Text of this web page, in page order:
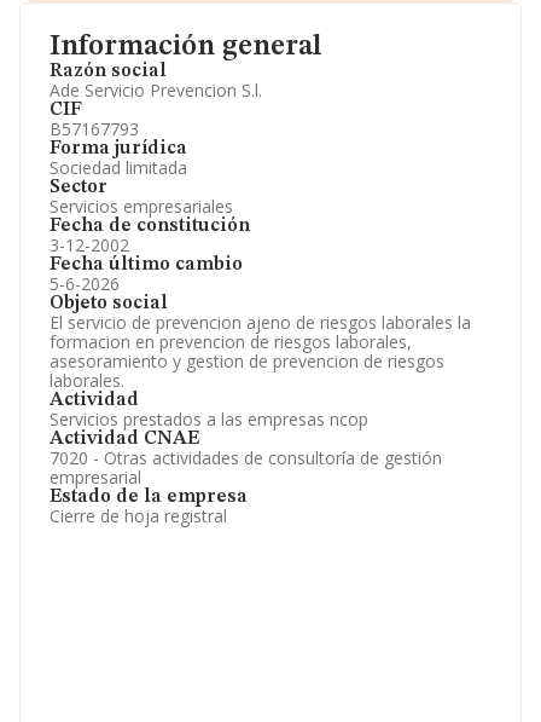
Información general
Razón social
Ade Servicio Prevencion S.l.
CIF
B57167793
Forma jurídica
Sociedad limitada
Sector
Servicios empresariales
Fecha de constitución
3-12-2002
Fecha último cambio
5-6-2026
Objeto social
El servicio de prevencion ajeno de riesgos laborales la
formacion en prevencion de riesgos laborales,
asesoramiento y gestion de prevencion de riesgos
laborales.
Actividad
Servicios prestados a las empresas ncop
Actividad CNAE
7020 - Otras actividades de consultoría de gestión
empresarial
Estado de la empresa
Cierre de hoja registral
Información oficial y registral complementaria.